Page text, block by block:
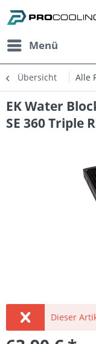
Menü
Übersicht Alle
EK Water
SE 360 Triple
Dieser